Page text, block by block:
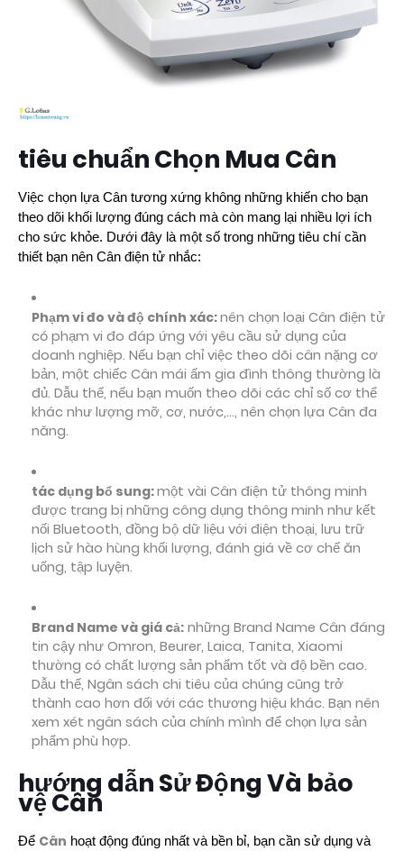
tiêu chuẩn Chọn Mua Cân
Việc chọn lựa Cân tương xứng không những khiến cho bạn
theo dõi khối lượng đúng cách mà còn mang lại nhiều lợi ích
cho sức khỏe. Dưới đây là một số trong những tiêu chí cần
thiết bạn nên Cân điện tử nhắc:
Phạm vi đo và độ chính xác:nên chọn loại Cân điện tử
có phạm vi đo đáp ứng với yêu cầu sử dụng của
doanh nghiệp. Nếu bạn chỉ việc theo dõi cân nặng cơ
bản, một chiếc Cân mái ấm gia đình thông thường là
đủ. Dẫu thế, nếu bạn muốn theo dõi các chỉ số cơ thể
khác như lượng mỡ, cơ, nước,..., nên chọn lựa Cân đa
năng.
tác dụng bổ sung:một vài Cân điện tử thông minh
được trang bị những công dụng thông minh như kết
nối Bluetooth, đồng bộ dữ liệu với điện thoại, lưu trữ
lịch sử hào hùng khối lượng, đánh giá về cơ chế ăn
uống, tập luyện.
Brand Name và giá cả: những Brand Name Cân đáng
tin cậy như Omron, Beurer, Laica, Tanita, Xiaomi
thường có chất lượng sản phẩm tốt và độ bền cao.
Dẫu thế, Ngân sách chi tiêu của chúng cũng trở
thành cao hơn đối với các thương hiệu khác. Bạn nên
xem xét ngân sách của chính mình để chọn lựa sản
phẩm phù hợp.
hướng dẫn Sử Động Và bảo
vệ Cân
Để Cân hoạt động đúng nhất và bền bỉ, bạn cần sử dụng và